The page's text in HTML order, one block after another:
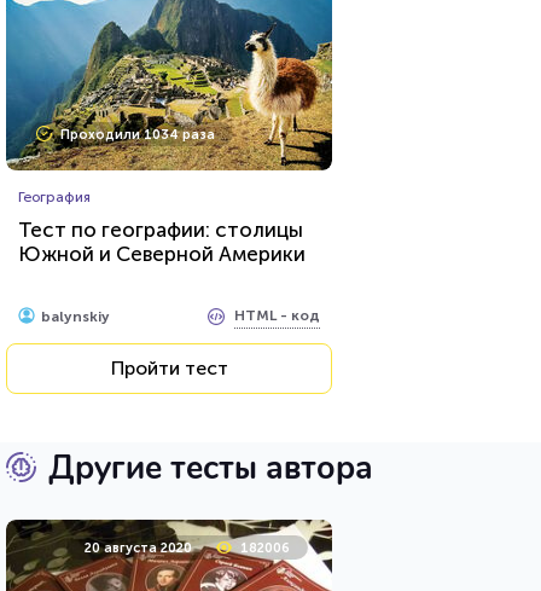
Проходили 1034 раза
География
Тест по географии: столицы
Южной и Северной Америки
balynskiy HTML - код
Пройти тест
Другие тесты автора
20 августа 2020 182006